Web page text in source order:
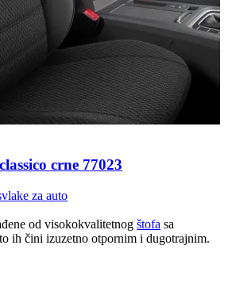
crne 77023
za auto
od visokokvalitetnog štofa sa
ih čini izuzetno otpornim i dugotrajnim.